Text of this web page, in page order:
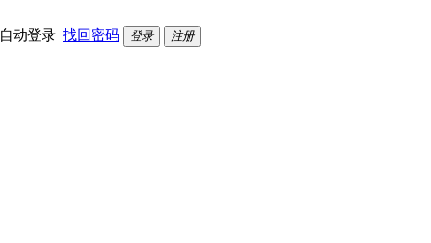
自动登录 找回密码 登录 注册